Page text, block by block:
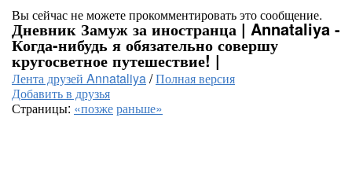
Вы сейчас не можете прокомментировать это сообщение.
Дневник Замуж за иностранца | Annataliya -
Когда-нибудь я обязательно совершу
кругосветное путешествие! |
Лента друзей Annataliya/Полная версия
Добавить в друзья
Страницы: «позжераньше»